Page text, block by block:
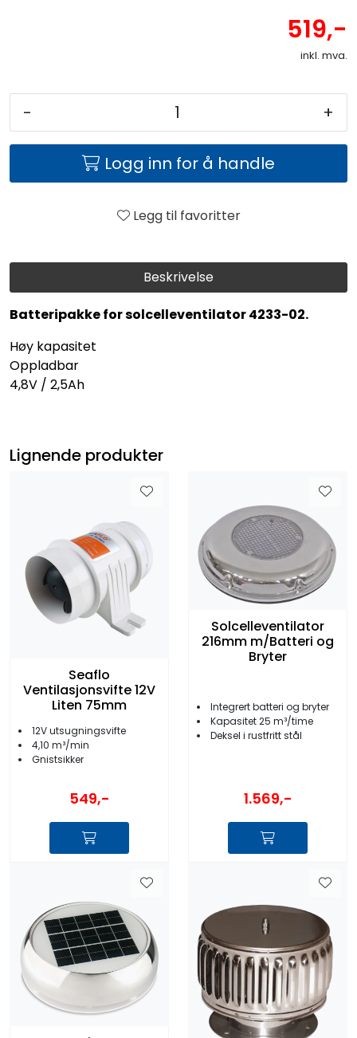
Beskrivelse
Batteripakke for solcelleventilator 4233-02.
Høy kapasitet
Oppladbar
4,8V / 2,5Ah
519,-
inkl. mva.
- +
Logg inn for å handle
Legg til favoritter
Lignende produkter
Seaflo
Ventilasjonsvifte 12V
Liten 75mm
12V utsugningsvifte
4,10 m³/min
Gnistsikker
549,-
Solcelleventilator
216mm m/Batteri og
Bryter
Integrert batteri og bryter
Kapasitet 25 m³/time
Deksel i rustfritt stål
1.569,-